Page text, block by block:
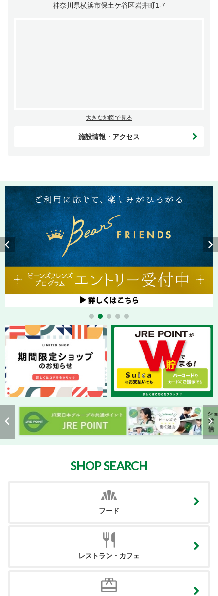
神奈川県横浜市保土ケ谷区岩井町1-7
大きな地図で見る
施設情報・アクセス
SHOP SEARCH
フード
レストラン・カフェ